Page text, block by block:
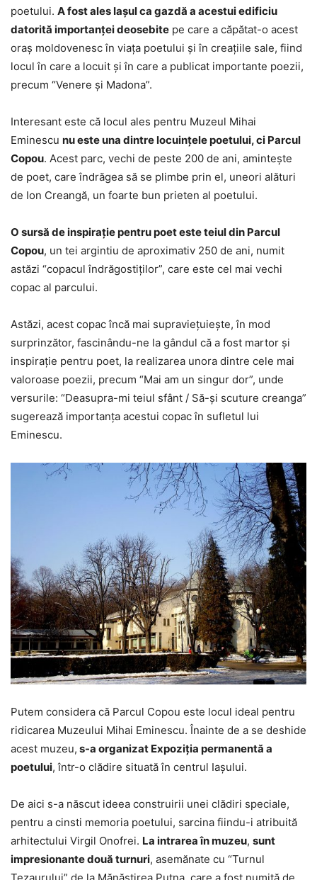
poetului. A fost ales Iaşul ca gazdă a acestui edificiu
datorită importanţei deosebite pe care a căpătat-o acest
oraş moldovenesc în viaţa poetului şi în creaţiile sale, fiind
locul în care a locuit şi în care a publicat importante poezii,
precum “Venere şi Madona”.
Interesant este că locul ales pentru Muzeul Mihai
Eminescu nu este una dintre locuinţele poetului, ci Parcul
Copou. Acest parc, vechi de peste 200 de ani, aminteşte
de poet, care îndrăgea să se plimbe prin el, uneori alături
de Ion Creangă, un foarte bun prieten al poetului.
O sursă de inspiraţie pentru poet este teiul din Parcul
Copou, un tei argintiu de aproximativ 250 de ani, numit
astăzi “copacul îndrăgostiților”, care este cel mai vechi
copac al parcului.
Astăzi, acest copac încă mai supravieţuieşte, în mod
surprinzător, fascinându-ne la gândul că a fost martor şi
inspiraţie pentru poet, la realizarea unora dintre cele mai
valoroase poezii, precum “Mai am un singur dor”, unde
versurile: “Deasupra-mi teiul sfânt / Să-şi scuture creanga”
sugerează importanţa acestui copac în sufletul lui
Eminescu.
Putem considera că Parcul Copou este locul ideal pentru
ridicarea Muzeului Mihai Eminescu. Înainte de a se deshide
acest muzeu, s-a organizat Expoziţia permanentă a
poetului, într-o clădire situată în centrul Iaşului.
De aici s-a născut ideea construirii unei clădiri speciale,
pentru a cinsti memoria poetului, sarcina fiindu-i atribuită
arhitectului Virgil Onofrei. La intrarea în muzeu, sunt
impresionante două turnuri, asemănate cu “Turnul